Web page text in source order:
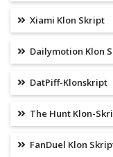
Xiami Klon Skript
Dailymotion Klon
DatPiff-Klonskript
The Hunt Klon-
FanDuel Klon